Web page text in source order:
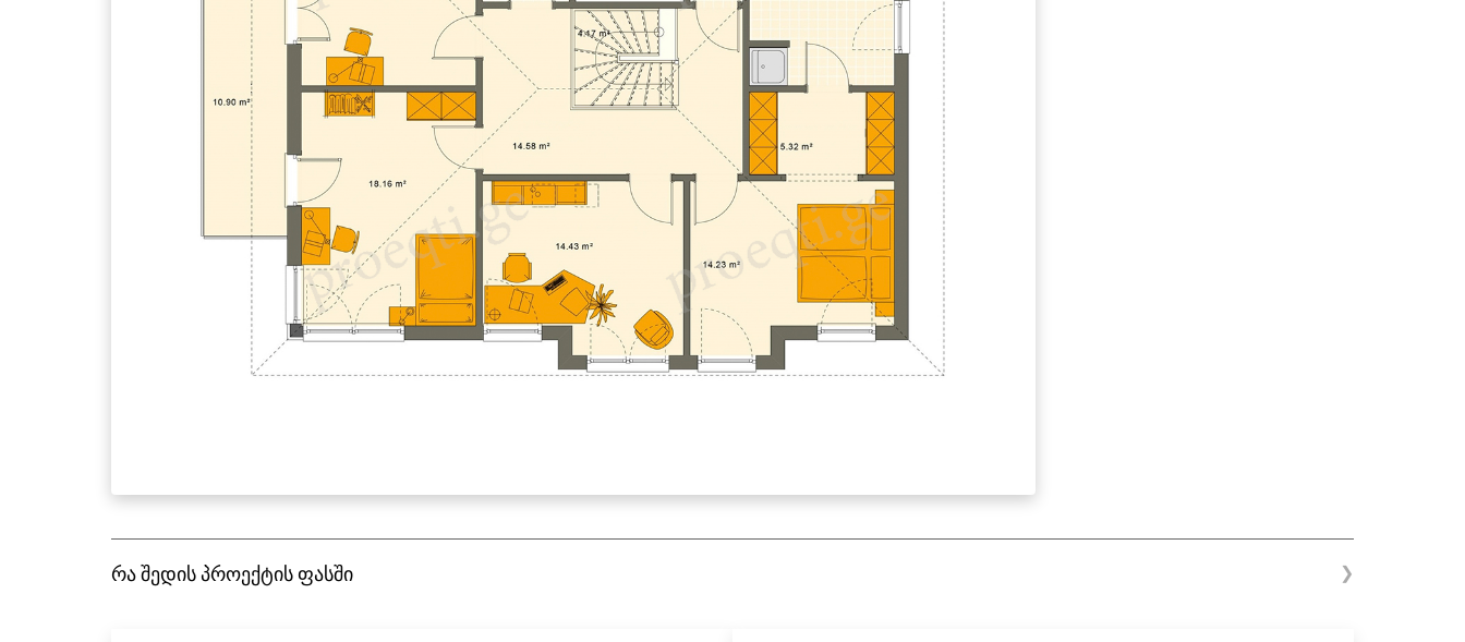
რა შედის პროექტის ფასში ❯